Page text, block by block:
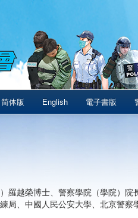
简体版 English 電子書版
羅越榮博士、警察學院（學院）
局、中國人民公安大學、北京警察